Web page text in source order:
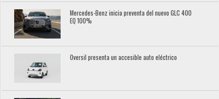
Mercedes-Benz inicia preventa del nuevo GLC 400
EQ 100%
Oversil presenta un accesible auto eléctrico